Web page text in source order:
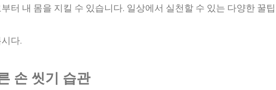
터 내 몸을 지킬 수 있습니다. 일상에서 실천할 수 있는 다양한 꿀
다.
손 씻기 습관